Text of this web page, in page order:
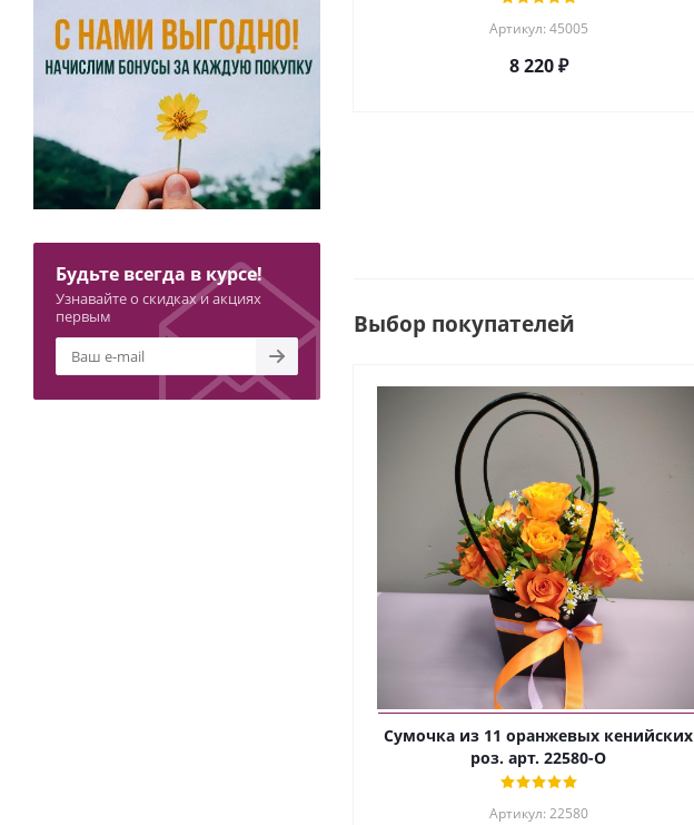
Артикул: 45005
8 220₽
Выбор покупателей
Сумочка из 11 оранжевых кенийских
роз. арт. 22580-О
Артикул: 22580
Будьте всегда в курсе!
Узнавайте о скидках и акциях
первым